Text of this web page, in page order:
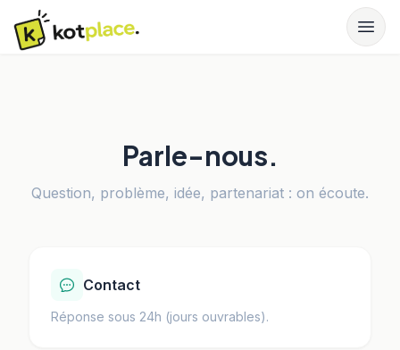
Parle-nous.
Question, problème, idée, partenariat : on écoute.
Contact
Réponse sous 24h (jours ouvrables).